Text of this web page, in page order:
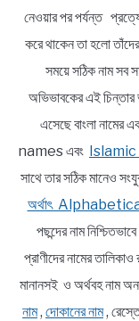
নেওয়ার পর পর্যন্ত
করে থাকেন তা হলো
সময়ে সঠিক নাম সব
অভিভাবকের এই
এসেছে বাংলা
names এবং
সাথে তার সঠিক মানেও
অর্থাৎ Alphabetically
পছন্দের নাম
প্রাণীদের নামের
মানানসই ও অর্থবহ নাম
নাম, দোকানের নাম,